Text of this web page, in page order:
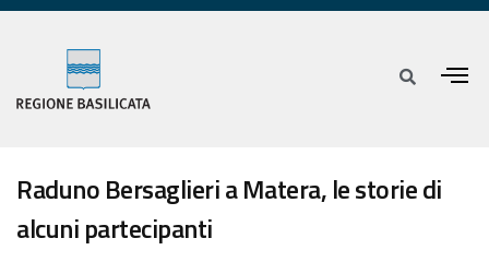
Raduno Bersaglieri a Matera, le storie di
alcuni partecipanti